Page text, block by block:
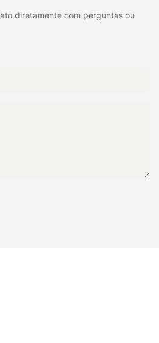
diretamente com perguntas ou